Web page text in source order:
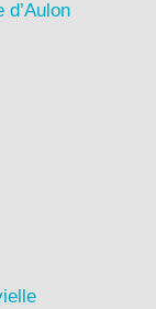
d’Aulon